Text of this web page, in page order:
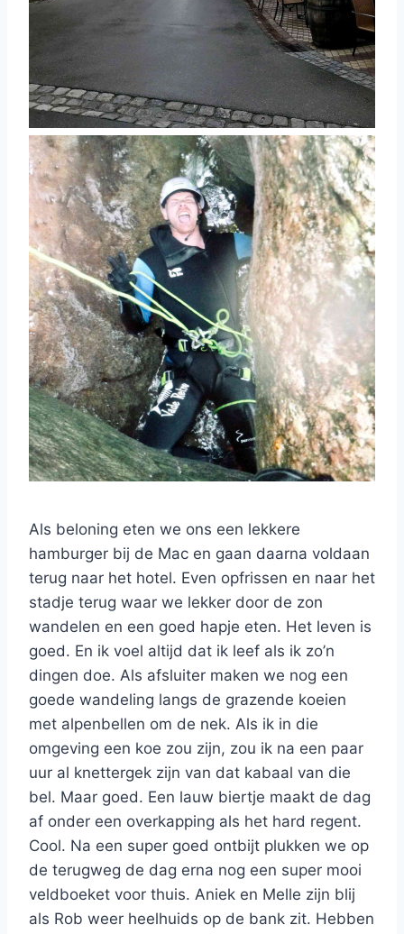
Als beloning eten we ons een lekkere
hamburger bij de Mac en gaan daarna voldaan
terug naar het hotel. Even opfrissen en naar het
stadje terug waar we lekker door de zon
wandelen en een goed hapje eten. Het leven is
goed. En ik voel altijd dat ik leef als ik zo’n
dingen doe. Als afsluiter maken we nog een
goede wandeling langs de grazende koeien
met alpenbellen om de nek. Als ik in die
omgeving een koe zou zijn, zou ik na een paar
uur al knettergek zijn van dat kabaal van die
bel. Maar goed. Een lauw biertje maakt de dag
af onder een overkapping als het hard regent.
Cool. Na een super goed ontbijt plukken we op
de terugweg de dag erna nog een super mooi
veldboeket voor thuis. Aniek en Melle zijn blij
als Rob weer heelhuids op de bank zit. Hebben